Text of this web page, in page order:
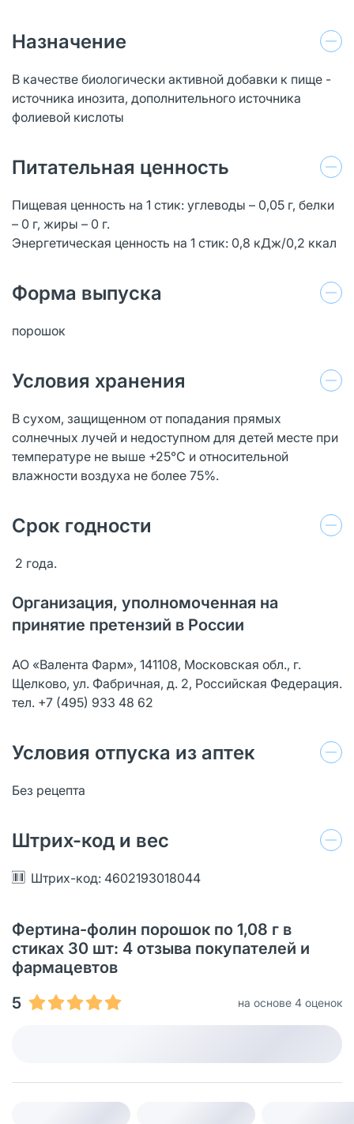
Назначение
В качестве биологически активной добавки к пище -
источника инозита, дополнительного источника
фолиевой кислоты
Питательная ценность
Пищевая ценность на 1 стик: углеводы – 0,05 г, белки
– 0 г, жиры – 0 г.
Энергетическая ценность на 1 стик: 0,8 кДж/0,2 ккал
Форма выпуска
порошок
Условия хранения
В сухом, защищенном от попадания прямых
солнечных лучей и недоступном для детей месте при
температуре не выше +25°С и относительной
влажности воздуха не более 75%.
Срок годности
2 года.
Организация, уполномоченная на
принятие претензий в России
АО «Валента Фарм», 141108, Московская обл., г.
Щелково, ул. Фабричная, д. 2, Российская Федерация.
тел. +7 (495) 933 48 62
Условия отпуска из аптек
Без рецепта
Штрих-код и вес
Штрих-код: 4602193018044
Фертина-фолин порошок по 1,08 г в
стиках 30 шт: 4 отзыва покупателей и
фармацевтов
5
на основе 4 оценок